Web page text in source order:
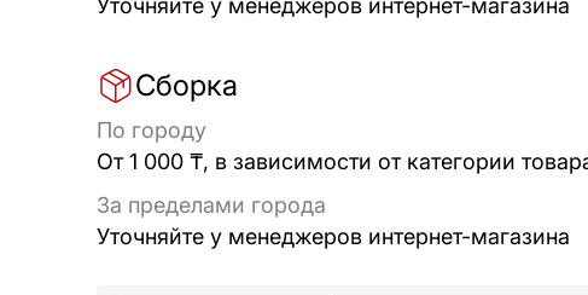
Сборка
По городу
От 1 000 ₸, в зависимости от категории
За пределами города
Уточняйте у менеджеров интернет-магазина